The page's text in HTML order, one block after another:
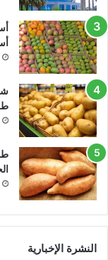
النشرة الإخبارية